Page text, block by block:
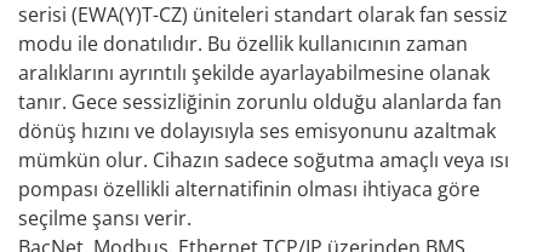
serisi (EWA(Y)T-CZ) üniteleri standart olarak fan sessiz
modu ile donatılıdır. Bu özellik kullanıcının zaman
aralıklarını ayrıntılı şekilde ayarlayabilmesine olanak
tanır. Gece sessizliğinin zorunlu olduğu alanlarda fan
dönüş hızını ve dolayısıyla ses emisyonunu azaltmak
mümkün olur. Cihazın sadece soğutma amaçlı veya ısı
pompası özellikli alternatifinin olması ihtiyaca göre
seçilme şansı verir.